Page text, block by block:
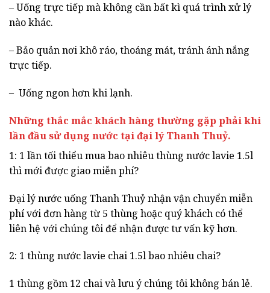
– Uống trực tiếp mà không cần bất kì quá trình xử lý
nào khác.
– Bảo quản nơi khô ráo, thoáng mát, tránh ánh nắng
trực tiếp.
– Uống ngon hơn khi lạnh.
Những thắc mắc khách hàng thường gặp phải khi
lần đầu sử dụng nước tại đại lý Thanh Thuỷ.
1: 1 lần tối thiểu mua bao nhiêu thùng nước lavie 1.5l
thì mới được giao miễn phí?
Đại lý nước uống Thanh Thuỷ nhận vận chuyển miễn
phí với đơn hàng từ 5 thùng hoặc quý khách có thể
liên hệ với chúng tôi để nhận được tư vấn kỹ hơn.
2: 1 thùng nước lavie chai 1.5l bao nhiêu chai?
1 thùng gồm 12 chai và lưu ý chúng tôi không bán lẻ.